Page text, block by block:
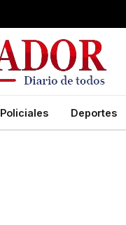
Policiales Deportes